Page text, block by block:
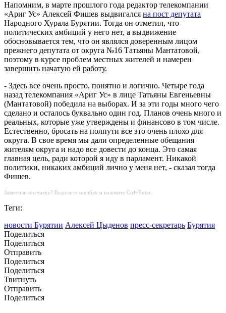
Напомним, в марте прошлого года редактор телекомпании
«Ариг Ус» Алексей Фишев выдвигался на пост депутата
Народного Хурала Бурятии. Тогда он отметил, что
политических амбиций у него нет, а выдвижение
обосновывается тем, что он являлся доверенным лицом
прежнего депутата от округа №16 Татьяны Мантатовой,
поэтому в курсе проблем местных жителей и намерен
завершить начатую ей работу.
- Здесь все очень просто, понятно и логично. Четыре года
назад телекомпания «Ариг Ус» в лице Татьяны Евгеньевны
(Мантатовой) победила на выборах. И за эти годы много чего
сделано и осталось буквально один год. Планов очень много и
реальных, которые уже утверждены и финансово в том числе.
Естественно, бросать на полпути все это очень плохо для
округа. В свое время мы дали определенные обещания
жителям округа и надо все довести до конца. Это самая
главная цель, ради которой я иду в парламент. Никакой
политики, никаких амбиций лично у меня нет, - сказал тогда
Фишев.
Заметили опечатку? Выделите ошибку и нажмите Ctrl+Enter.
Теги:
новости Бурятии Алексей Цыденов пресс-секретарь Бурятия
Поделиться
Поделиться
Отправить
Поделиться
Поделиться
Твитнуть
Отправить
Поделиться